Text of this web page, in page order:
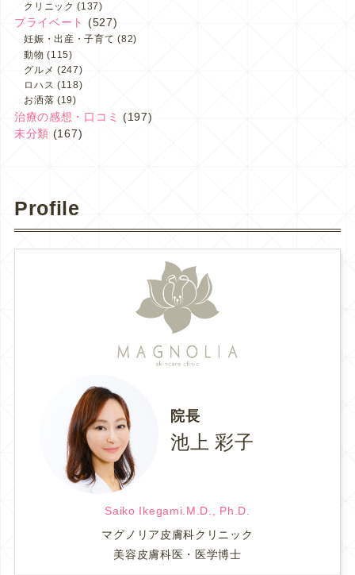
クリニック (137)
プライベート (527)
妊娠・出産・子育て (82)
動物 (115)
グルメ (247)
ロハス (118)
お洒落 (19)
治療の感想・口コミ (197)
未分類 (167)
Profile
院長
池上 彩子
Saiko Ikegami.M.D., Ph.D.
マグノリア皮膚科クリニック
美容皮膚科医・医学博士